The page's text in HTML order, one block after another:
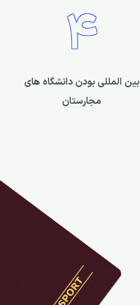
4
بین المللی بودن دانشگاه های
مجارستان